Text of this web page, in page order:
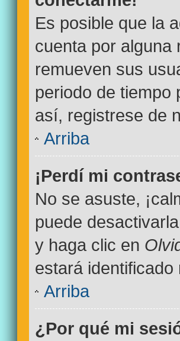
Es posible que la
cuenta por alguna
remueven sus
periodo de tiempo
así, registrese de
Arriba
¡Perdí mi
No se asuste,
puede
y haga clic en
estará
Arriba
¿Por qué mi